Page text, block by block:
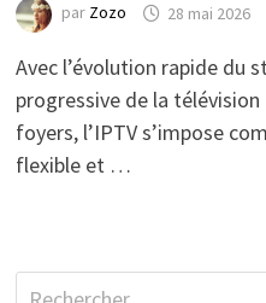
par Zozo 28 mai 2026
Avec l’évolution rapide du
progressive de la
foyers, l’IPTV s’impose
flexible et …
Rechercher :